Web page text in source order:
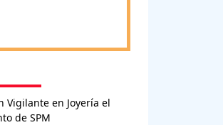
Vigilante en Joyería el
de SPM